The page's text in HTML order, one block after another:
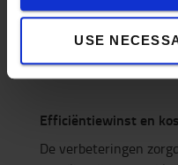
USE
Efficiëntiewinst en
De verbeteringen